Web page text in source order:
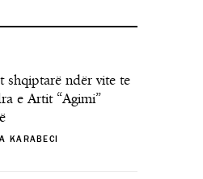
shqiptarë ndër vite te
e Artit “Agimi”
KARABECI